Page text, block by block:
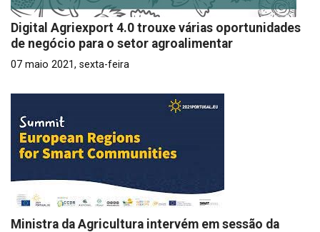
Digital Agriexport 4.0 trouxe várias oportunidades
de negócio para o setor agroalimentar
07 maio 2021, sexta-feira
Ministra da Agricultura intervém em sessão da